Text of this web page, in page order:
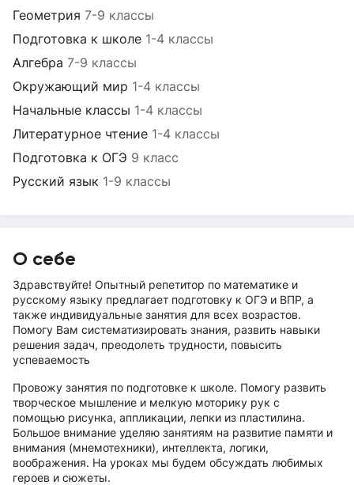
Геометрия 7-9 классы
Подготовка к школе 1-4 классы
Алгебра 7-9 классы
Окружающий мир 1-4 классы
Начальные классы 1-4 классы
Литературное чтение 1-4 классы
Подготовка к ОГЭ 9 класс
Русский язык 1-9 классы
О себе
Здравствуйте! Опытный репетитор по математике и
русскому языку предлагает подготовку к ОГЭ и ВПР, а
также индивидуальные занятия для всех возрастов.
Помогу Вам систематизировать знания, развить навыки
решения задач, преодолеть трудности, повысить
успеваемость
Провожу занятия по подготовке к школе. Помогу развить
творческое мышление и мелкую моторику рук с
помощью рисунка, аппликации, лепки из пластилина.
Большое внимание уделяю занятиям на развитие памяти и
внимания (мнемотехники), интеллекта, логики,
воображения. На уроках мы будем обсуждать любимых
героев и сюжеты.